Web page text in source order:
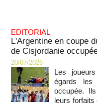
EDITORIAL
L'Argentine en coupe
de Cisjordanie
20/07/2026
Les
égards les
occupée.
leurs forfaits